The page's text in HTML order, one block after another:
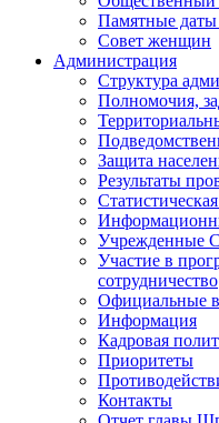
Памятные даты
Совет женщин
Администрация
Структура
Полномочия,
Защита
Результаты
Учрежденные
Участие в
сотрудничество
Официальные
Информация
Кадровая
Приоритеты
Контакты